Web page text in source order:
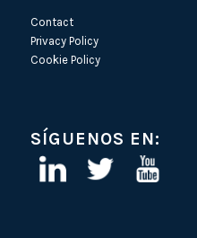
Contact
Privacy Policy
Cookie Policy
SÍGUENOS EN: